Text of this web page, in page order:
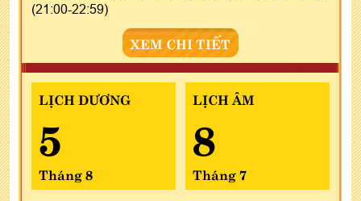
(21:00-22:59)
XEM CHI TIẾT
LỊCH DƯƠNG
5
Tháng 8
LỊCH ÂM
8
Tháng 7